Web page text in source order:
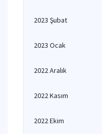
2023 Şubat
2023 Ocak
2022 Aralık
2022 Kasım
2022 Ekim